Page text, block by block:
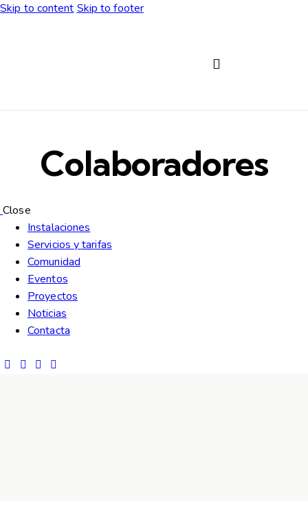
Skip to content Skip to footer
Colaboradores
Close
Instalaciones
Servicios y tarifas
Comunidad
Eventos
Proyectos
Noticias
Contacta